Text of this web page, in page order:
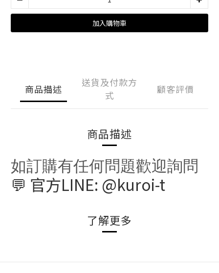
加入購物車
商品描述
送貨及付款方
式
顧客評價
商品描述
如訂購有任何問題歡迎詢問
💬 官方LINE: @kuroi-t
了解更多